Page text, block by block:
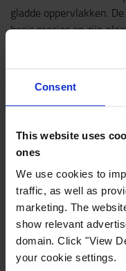
Consent
This website uses
ones
We use cookies to
traffic, as well as
marketing. The
show relevant
domain. Click "View
your cookie settings.
gladde oppervlakken.
basis precies op zijn
iets wegglijdt. Met de
gereedschap worden
bestuurderscabine of
RAM-bevestigingen
u precies nodig?
Een werkend RAM-
altijd uit een basis met
aansluiting/arm en
is een goede basis voor